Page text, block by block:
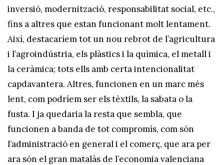
inversió, modernització, responsabilitat social, etc.,
fins a altres que estan funcionant molt lentament.
Així, destacaríem tot un nou rebrot de l’agricultura
i l’agroindústria, els plàstics i la química, el metall i
la ceràmica; tots ells amb certa intencionalitat
capdavantera. Altres, funcionen en un marc més
lent, com podríem ser els tèxtils, la sabata o la
fusta. I ja quedaria la resta que sembla, que
funcionen a banda de tot compromís, com són
l’administració en general i el comerç, que ara per
ara són el gran matalàs de l’economia valenciana